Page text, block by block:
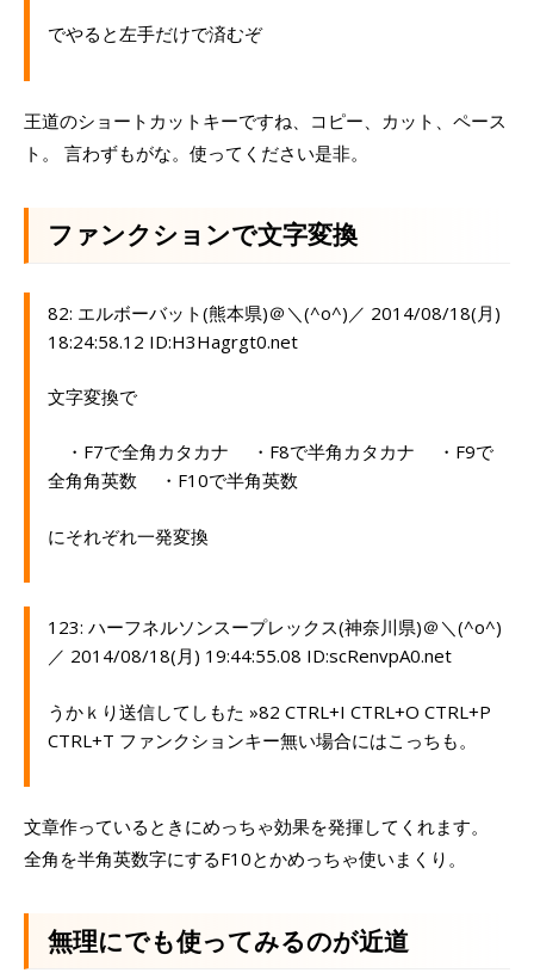
でやると左手だけで済むぞ
王道のショートカットキーですね、コピー、カット、ペース
ト。 言わずもがな。使ってください是非。
ファンクションで文字変換
82: エルボーバット(熊本県)＠＼(^o^)／ 2014/08/18(月)
18:24:58.12 ID:H3Hagrgt0.net
文字変換で
・F7で全角カタカナ ・F8で半角カタカナ ・F9で
全角角英数 ・F10で半角英数
にそれぞれ一発変換
123: ハーフネルソンスープレックス(神奈川県)＠＼(^o^)
／ 2014/08/18(月) 19:44:55.08 ID:scRenvpA0.net
うかｋり送信してしもた »82 CTRL+I CTRL+O CTRL+P
CTRL+T ファンクションキー無い場合にはこっちも。
文章作っているときにめっちゃ効果を発揮してくれます。
全角を半角英数字にするF10とかめっちゃ使いまくり。
無理にでも使ってみるのが近道